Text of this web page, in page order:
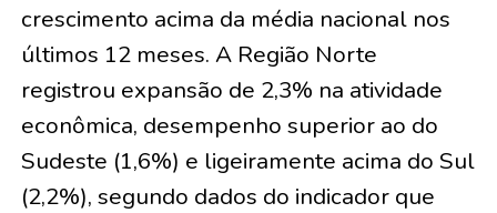
crescimento acima da média nacional nos
últimos 12 meses. A Região Norte
registrou expansão de 2,3% na atividade
econômica, desempenho superior ao do
Sudeste (1,6%) e ligeiramente acima do Sul
(2,2%), segundo dados do indicador que